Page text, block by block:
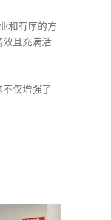
和有序的方
效且充满活
仅增强了